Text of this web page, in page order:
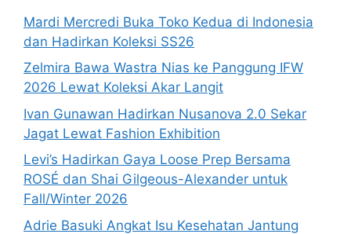
Mardi Mercredi Buka Toko Kedua di Indonesia
dan Hadirkan Koleksi SS26
Zelmira Bawa Wastra Nias ke Panggung IFW
2026 Lewat Koleksi Akar Langit
Ivan Gunawan Hadirkan Nusanova 2.0 Sekar
Jagat Lewat Fashion Exhibition
Levi’s Hadirkan Gaya Loose Prep Bersama
ROSÉ dan Shai Gilgeous-Alexander untuk
Fall/Winter 2026
Adrie Basuki Angkat Isu Kesehatan Jantung